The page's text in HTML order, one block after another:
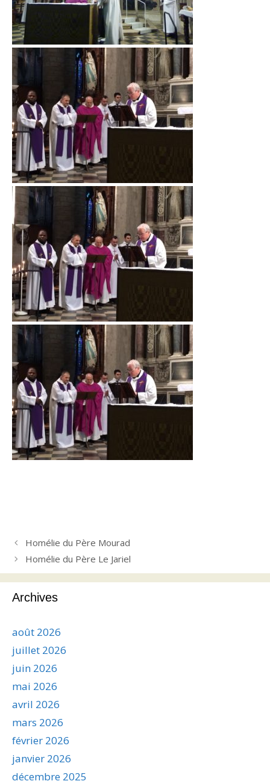
Homélie du Père Mourad
Homélie du Père Le Jariel
Archives
août 2026
juillet 2026
juin 2026
mai 2026
avril 2026
mars 2026
février 2026
janvier 2026
décembre 2025